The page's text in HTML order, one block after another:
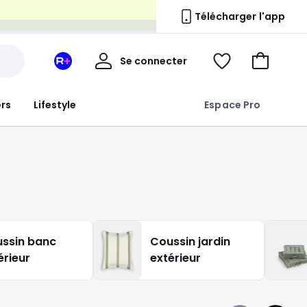
Télécharger l'app
Lifestyle Espace Pro
Mon
Redoute
Se connecter
Mon
Voir
Aller
banc
Coussin jardin
extérieur